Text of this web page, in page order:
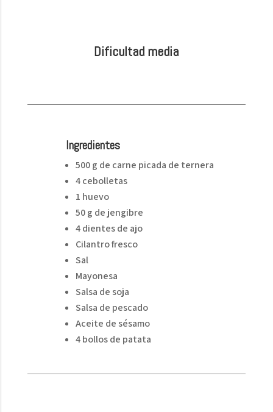
Dificultad media
Ingredientes
500 g de carne picada de ternera
4 cebolletas
1 huevo
50 g de jengibre
4 dientes de ajo
Cilantro fresco
Sal
Mayonesa
Salsa de soja
Salsa de pescado
Aceite de sésamo
4 bollos de patata